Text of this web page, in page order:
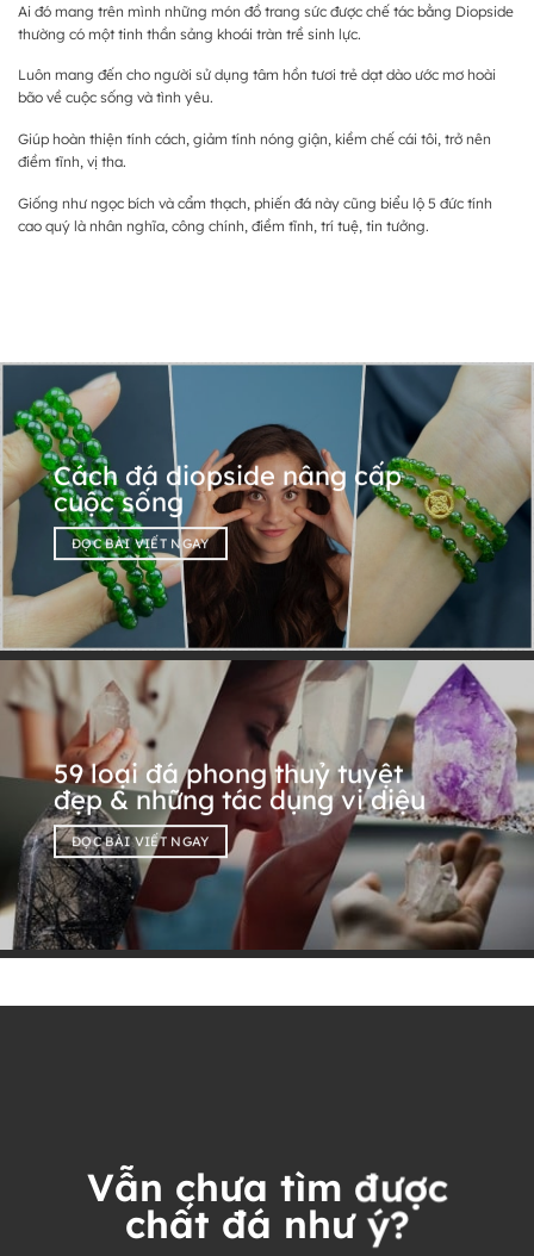
Ai đó mang trên mình những món đồ trang sức được chế tác bằng Diopside
thường có một tinh thần sảng khoái tràn trề sinh lực.
Luôn mang đến cho người sử dụng tâm hồn tươi trẻ dạt dào ước mơ hoài
bão về cuộc sống và tình yêu.
Giúp hoàn thiện tính cách, giảm tính nóng giận, kiềm chế cái tôi, trở nên
điềm tĩnh, vị tha.
Giống như ngọc bích và cẩm thạch, phiến đá này cũng biểu lộ 5 đức tính
cao quý là nhân nghĩa, công chính, điềm tĩnh, trí tuệ, tin tưởng.
Cách đá diopside nâng cấp
cuộc sống
ĐỌC BÀI VIẾT NGAY
59 loại đá phong thuỷ tuyệt
đẹp & những tác dụng vi diệu
ĐỌC BÀI VIẾT NGAY
Vẫn chưa tìm được
chất đá như ý?